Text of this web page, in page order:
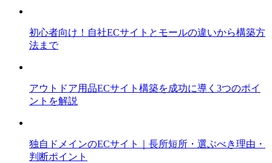
初心者向け！自社ECサイトとモールの違いから構築方
法まで
アウトドア用品ECサイト構築を成功に導く3つのポイ
ントを解説
独自ドメインのECサイト｜長所短所・選ぶべき理由・
判断ポイント